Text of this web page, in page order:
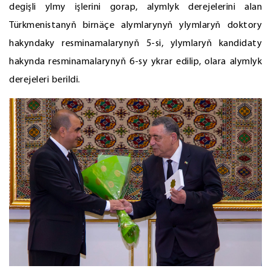
degişli ylmy işlerini gorap, alymlyk derejelerini alan
Türkmenistanyň birnäçe alymlarynyň ylymlaryň doktory
hakyndaky resminamalarynyň 5-si, ylymlaryň kandidaty
hakynda resminamalarynyň 6-sy ykrar edilip, olara alymlyk
derejeleri berildi.